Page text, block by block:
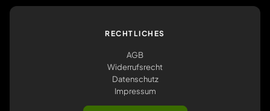
RECHTLICHES
AGB
Widerrufsrecht
Datenschutz
Impressum